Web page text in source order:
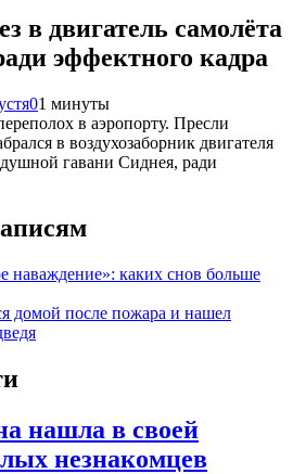
в двигатель самолёта
эффектного кадра
01 минуты
в аэропорту. Пресли
в воздухозаборник двигателя
гавани Сиднея, ради
наваждение»: каких снов больше
домой после пожара и нашел
нашла в своей
незнакомцев